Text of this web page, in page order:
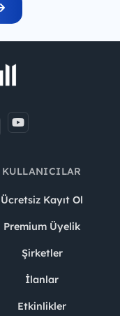
KULLANICILAR
Ücretsiz Kayıt Ol
Premium Üyelik
Şirketler
İlanlar
Etkinlikler